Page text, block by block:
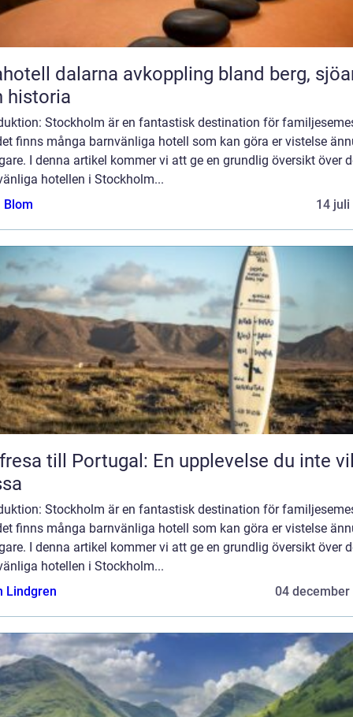
avkoppling bland berg, sjöar
historia
Stockholm är en fantastisk destination för
finns många barnvänliga hotell som kan göra er vistelse
I denna artikel kommer vi att ge en grundlig översikt över
hotellen i Stockholm...
Blom
14 juli
till Portugal: En upplevelse du inte
Stockholm är en fantastisk destination för
finns många barnvänliga hotell som kan göra er vistelse
I denna artikel kommer vi att ge en grundlig översikt över
hotellen i Stockholm...
Lindgren
04 december